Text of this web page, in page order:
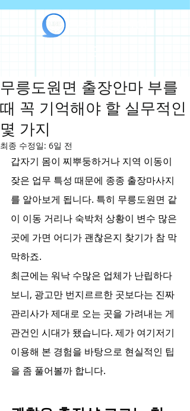
무릉도원면 출장안마 부를
때 꼭 기억해야 할 실무적인
몇 가지
최종 수정일: 6일 전
갑자기 몸이 찌뿌둥하거나 지역 이동이
잦은 업무 특성 때문에 종종 출장마사지
를 알아보게 됩니다. 특히 무릉도원면 같
이 이동 거리나 숙박처 상황이 변수 많은
곳에 가면 어디가 괜찮은지 찾기가 참 막
막하죠.
최근에는 워낙 수많은 업체가 난립하다
보니, 광고만 번지르르한 곳보다는 진짜
관리사가 제대로 오는 곳을 가려내는 게
관건인 시대가 됐습니다. 제가 여기저기
이용해 본 경험을 바탕으로 현실적인 팁
을 좀 풀어볼까 합니다.